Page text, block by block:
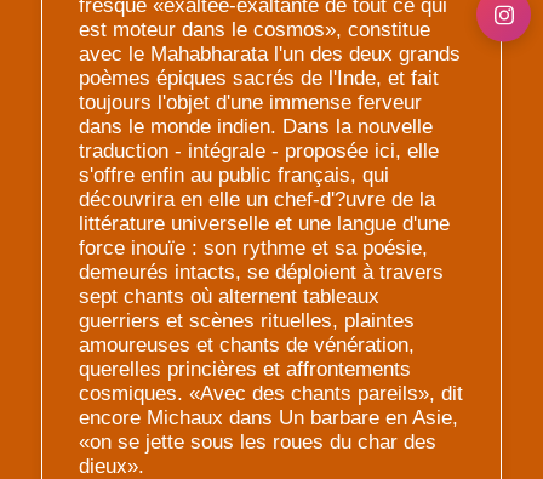
fresque «exaltée-exaltante de tout ce qui
est moteur dans le cosmos», constitue
avec le Mahabharata l'un des deux grands
poèmes épiques sacrés de l'Inde, et fait
toujours l'objet d'une immense ferveur
dans le monde indien. Dans la nouvelle
traduction - intégrale - proposée ici, elle
s'offre enfin au public français, qui
découvrira en elle un chef-d'?uvre de la
littérature universelle et une langue d'une
force inouïe : son rythme et sa poésie,
demeurés intacts, se déploient à travers
sept chants où alternent tableaux
guerriers et scènes rituelles, plaintes
amoureuses et chants de vénération,
querelles princières et affrontements
cosmiques. «Avec des chants pareils», dit
encore Michaux dans Un barbare en Asie,
«on se jette sous les roues du char des
dieux».